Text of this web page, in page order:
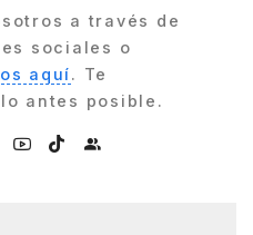
a través de
sociales o
aquí. Te
antes posible.